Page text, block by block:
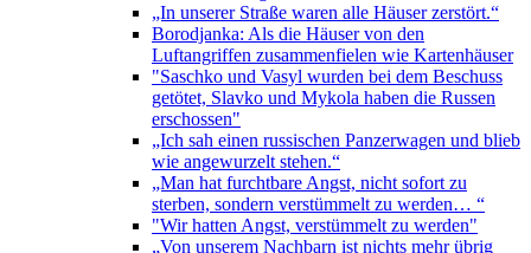
„In unserer Straße waren alle Häuser zerstört.“
Borodjanka: Als die Häuser von den
Luftangriffen zusammenfielen wie Kartenhäuser
"Saschko und Vasyl wurden bei dem Beschuss
getötet, Slavko und Mykola haben die Russen
erschossen"
„Ich sah einen russischen Panzerwagen und blieb
wie angewurzelt stehen.“
„Man hat furchtbare Angst, nicht sofort zu
sterben, sondern verstümmelt zu werden… “
"Wir hatten Angst, verstümmelt zu werden"
„Von unserem Nachbarn ist nichts mehr übrig